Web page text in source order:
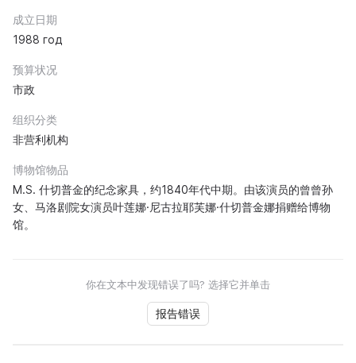
成立日期
1988 год
预算状况
市政
组织分类
非营利机构
博物馆物品
M.S. 什切普金的纪念家具，约1840年代中期。由该演员的曾曾孙
女、马洛剧院女演员叶莲娜·尼古拉耶芙娜·什切普金娜捐赠给博物
馆。
你在文本中发现错误了吗? 选择它并单击
报告错误